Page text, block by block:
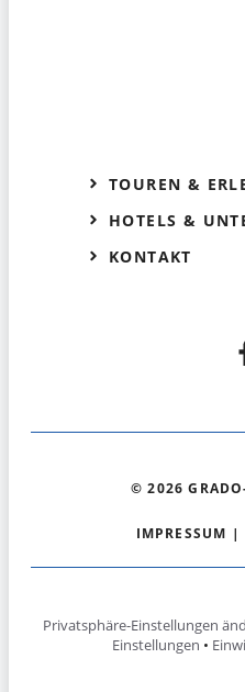
TOUREN &
HOTELS &
KONTAKT
© 2026
IMPRESSUM |
Privatsphäre-Einstellungen
Einstellungen •